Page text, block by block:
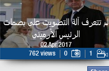
لم تتعرف آلة التصويت على بصمات
الرئيس الأرميني
02 Apr 2017
762 views
0 1